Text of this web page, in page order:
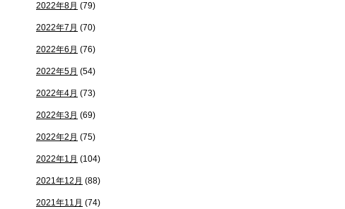
2022年8月 (79)
2022年7月 (70)
2022年6月 (76)
2022年5月 (54)
2022年4月 (73)
2022年3月 (69)
2022年2月 (75)
2022年1月 (104)
2021年12月 (88)
2021年11月 (74)